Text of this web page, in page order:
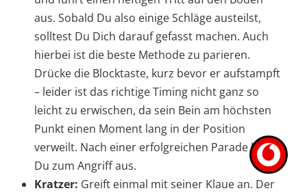
aus. Sobald Du also einige Schläge austeilst,
solltest Du Dich darauf gefasst machen. Auch
hierbei ist die beste Methode zu parieren.
Drücke die Blocktaste, kurz bevor er aufstampft
– leider ist das richtige Timing nicht ganz so
leicht zu erwischen, da sein Bein am höchsten
Punkt einen Moment lang in der Position
verweilt. Nach einer erfolgreichen Parade holst
Du zum Angriff aus.
Kratzer: Greift einmal mit seiner Klaue an. Der